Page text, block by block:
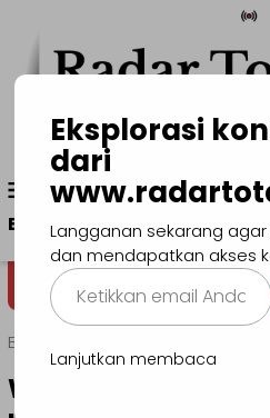
konten
Menu
Mobile
Beranda Kotamobagu
Dega' Niondon
Beranda
Wakil Bupati
Eksplorasi
dari
Langganan sekarang
dan mendapatkan akses
Ketikkan
email
Anda...
Lanjutkan membaca